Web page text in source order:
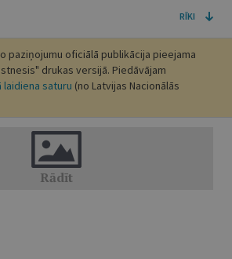
RĪKI
paziņojumu oficiālā publikācija pieejama
drukas versijā. Piedāvājam
saturu (no Latvijas Nacionālās